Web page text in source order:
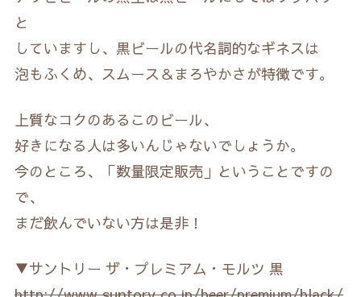
と
していますし、黒ビールの代名詞的なギネスは
泡もふくめ、スムース＆まろやかさが特徴です。
上質なコクのあるこのビール、
好きになる人は多いんじゃないでしょうか。
今のところ、「数量限定販売」ということですの
で、
まだ飲んでいない方は是非！
▼サントリー ザ・プレミアム・モルツ 黒